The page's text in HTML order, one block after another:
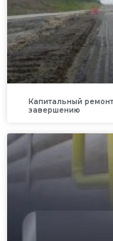
Капитальный
завершению